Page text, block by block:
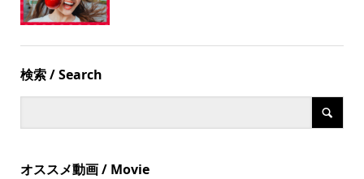
検索 / Search
オススメ動画 / Movie